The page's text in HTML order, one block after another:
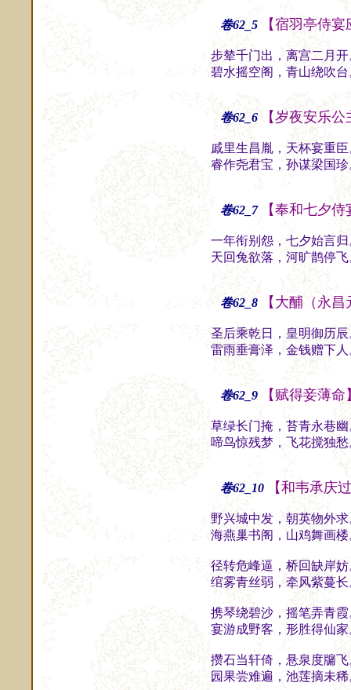
卷62_5 【宿羽亭侍
步辇千门出，离宫二月
碧水摇空阁，青山绕吹
卷62_6 【岁夜安乐公
戚里生昌胤，天杯宴重
睿作尧君宝，孙谋梁国
卷62_7 【奉和七夕
一年衔别怨，七夕始言
天回兔欲落，河旷鹊停
卷62_8 【大酺（永
圣后乘乾日，皇明御历
雷雨垂膏泽，金钱赠下
卷62_9 【赋得妾薄命
草绿长门掩，苔青永巷
啼鸟惊残梦，飞花搅独
卷62_10 【和韦承庆
野兴城中发，朝英物外
海燕巢书阁，山鸡舞画
径转危峰逼，桥回缺岸
绾雾青丝弱，牵风紫蔓
携琴绕碧沙，摇笔弄青
宴游成野客，形胜得仙
攒石当轩倚，悬泉度牖
园果尝难遍，池莲摘未